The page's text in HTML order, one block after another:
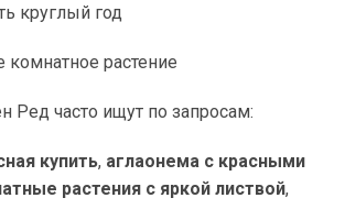
круглый год
комнатное растение
Ред часто ищут по запросам:
купить, аглаонема с красными
растения с яркой листвой,